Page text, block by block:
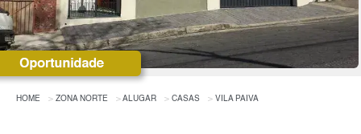
HOME ZONA NORTE ALUGAR CASAS VILA PAIVA